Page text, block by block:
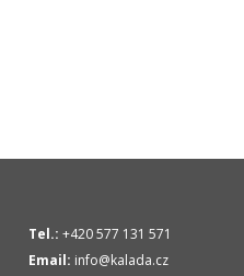
Tel.: +420 577 131 571
Email: info@kalada.cz